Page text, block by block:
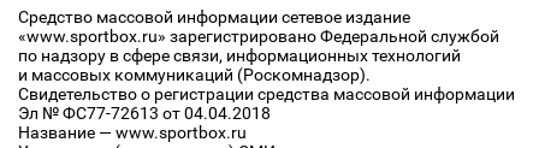
Средство массовой информации сетевое издание
«www.sportbox.ru» зарегистрировано Федеральной службой
по надзору в сфере связи, информационных технологий
и массовых коммуникаций (Роскомнадзор).
Свидетельство о регистрации средства массовой информации
Эл № ФС77-72613 от 04.04.2018
Название — www.sportbox.ru